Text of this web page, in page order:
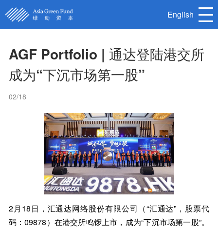
English
首页
关于我们
新闻动态
联系我们
AGF Portfolio | 通达登陆港交所
成为“下沉市场第一股”
02/18
2月18日，汇通达网络股份有限公司（“汇通达”，股票代
码：09878）在港交所鸣锣上市，成为“下沉市场第一股”。